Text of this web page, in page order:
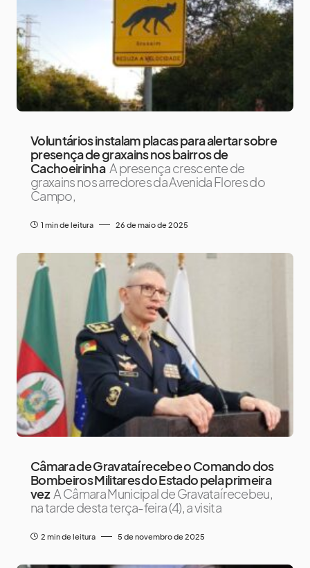
Voluntários instalam placas para alertar sobre
presença de graxains nos bairros de
Cachoeirinha A presença crescente de
graxains nos arredores da Avenida Flores do
Campo,
1 min de leitura 26 de maio de 2025
Câmara de Gravataí recebe o Comando dos
Bombeiros Militares do Estado pela primeira
vez A Câmara Municipal de Gravataí recebeu,
na tarde desta terça-feira (4), a visita
2 min de leitura 5 de novembro de 2025